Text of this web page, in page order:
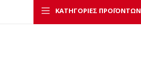
ΚΑΤΗΓΟΡΊΕΣ ΠΡΟΪΌΝΤΩΝ